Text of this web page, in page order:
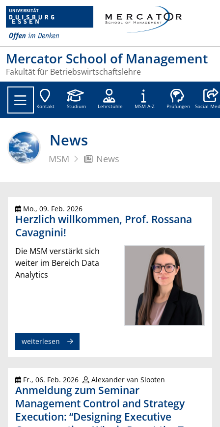
Mercator School of Management
Fakultät für Betriebswirtschaftslehre
Kontakt Studium Lehrstühle MSM A-Z Prüfungen Social
News
MSM News
Mo., 09. Feb. 2026
Herzlich willkommen, Prof. Rossana
Cavagnini!
Die MSM verstärkt sich
weiter im Bereich Data
Analytics
weiterlesen
Fr., 06. Feb. 2026 Alexander van Slooten
Anmeldung zum Seminar
Management Control and Strategy
Execution: “Designing Executive